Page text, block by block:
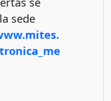
sede